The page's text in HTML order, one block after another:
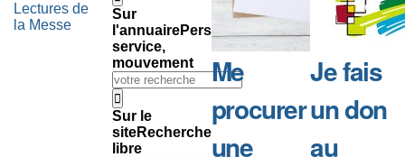
Lectures de
la Messe
Sur
l'annuairePersonne,
service,
mouvement
Sur le
siteRecherche
libre
Me
procurer
une
Je fais
un don
au